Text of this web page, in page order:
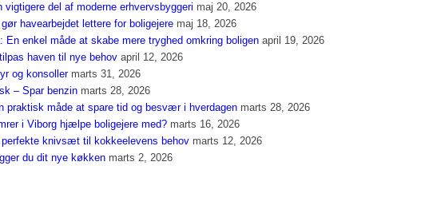
del af moderne erhvervsbyggeri maj 20, 2026
havearbejdet lettere for boligejere maj 18, 2026
En enkel måde at skabe mere tryghed omkring boligen april 19, 2026
haven til nye behov april 12, 2026
og konsoller marts 31, 2026
– Spar benzin marts 28, 2026
praktisk måde at spare tid og besvær i hverdagen marts 28, 2026
i Viborg hjælpe boligejere med? marts 16, 2026
knivsæt til kokkeelevens behov marts 12, 2026
du dit nye køkken marts 2, 2026